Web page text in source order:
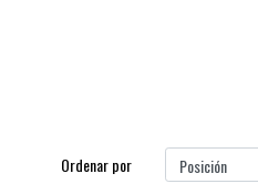
Ordenar por